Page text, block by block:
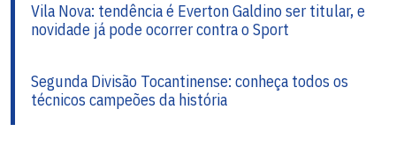
Vila Nova: tendência é Everton Galdino ser titular, e
novidade já pode ocorrer contra o Sport
Segunda Divisão Tocantinense: conheça todos os
técnicos campeões da história